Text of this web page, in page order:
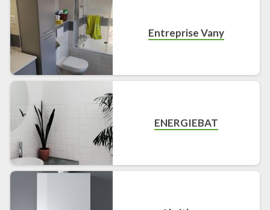
Entreprise Vany
ENERGIEBAT